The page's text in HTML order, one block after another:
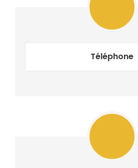
Téléphone